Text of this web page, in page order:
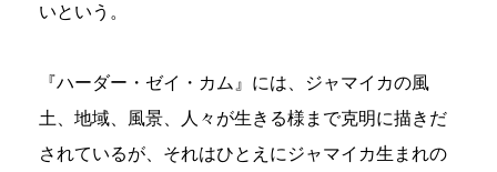
いという。
『ハーダー・ゼイ・カム』には、ジャマイカの風
土、地域、風景、人々が生きる様まで克明に描きだ
されているが、それはひとえにジャマイカ生まれの